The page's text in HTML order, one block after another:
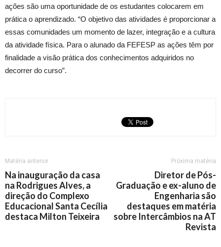
ações são uma oportunidade de os estudantes colocarem em
prática o aprendizado. “O objetivo das atividades é proporcionar a
essas comunidades um momento de lazer, integração e a cultura
da atividade física. Para o alunado da FEFESP as ações têm por
finalidade a visão prática dos conhecimentos adquiridos no
decorrer do curso”.
Matéria anterior
Na inauguração da casa
na Rodrigues Alves, a
direção do Complexo
Educacional Santa Cecília
destaca Milton Teixeira
Próxima matéria
Diretor de Pós-
Graduação e ex-aluno de
Engenharia são
destaques em matéria
sobre Intercâmbios na AT
Revista